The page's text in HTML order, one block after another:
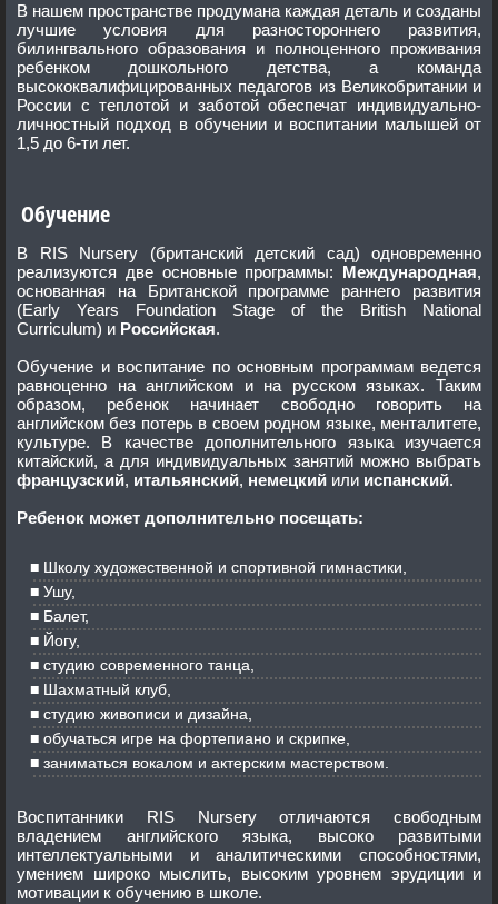
В нашем пространстве продумана каждая деталь и созданы
лучшие условия для разностороннего развития,
билингвального образования и полноценного проживания
ребенком дошкольного детства, а команда
высококвалифицированных педагогов из Великобритании и
России с теплотой и заботой обеспечат индивидуально-
личностный подход в обучении и воспитании малышей от
1,5 до 6-ти лет.
Обучение
В RIS Nursery (британский детский сад) одновременно
реализуются две основные программы: Международная,
основанная на Британской программе раннего развития
(Early Years Foundation Stage of the British National
Curriculum) и Российская.
Обучение и воспитание по основным программам ведется
равноценно на английском и на русском языках. Таким
образом, ребенок начинает свободно говорить на
английском без потерь в своем родном языке, менталитете,
культуре. В качестве дополнительного языка изучается
китайский, а для индивидуальных занятий можно выбрать
французский, итальянский, немецкий или испанский.
Ребенок может дополнительно посещать:
Школу художественной и спортивной гимнастики,
Ушу,
Балет,
Йогу,
студию современного танца,
Шахматный клуб,
студию живописи и дизайна,
обучаться игре на фортепиано и скрипке,
заниматься вокалом и актерским мастерством.
Воспитанники RIS Nursery отличаются свободным
владением английского языка, высоко развитыми
интеллектуальными и аналитическими способностями,
умением широко мыслить, высоким уровнем эрудиции и
мотивации к обучению в школе.